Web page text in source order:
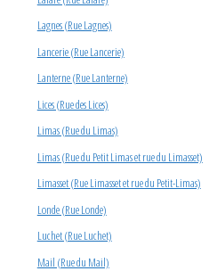
Lagnes (Rue Lagnes)
Lancerie (Rue Lancerie)
Lanterne (Rue Lanterne)
Lices (Rue des Lices)
Limas (Rue du Limas)
Limas (Rue du Petit Limas et rue du Limasset)
Limasset (Rue Limasset et rue du Petit-Limas)
Londe (Rue Londe)
Luchet (Rue Luchet)
Mail (Rue du Mail)